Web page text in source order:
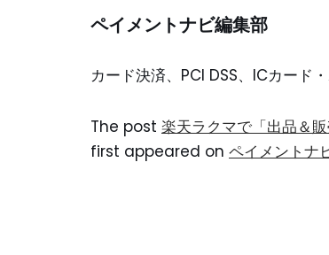
ペイメントナビ編集部
カード決済、PCI DSS、ICカード
The post 楽天ラクマで「出品＆
first appeared on ペイメントナ